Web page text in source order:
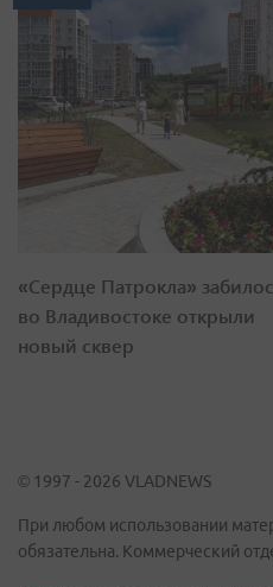
«Сердце Патрокла»
во Владивостоке открыли
новый сквер
© 1997 - 2026 VLADNEWS
При любом использовании
обязательна. Коммерческий